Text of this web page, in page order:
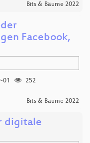
Bits & Bäume 2022
Facebook,
01
252
Bits & Bäume 2022
digitale